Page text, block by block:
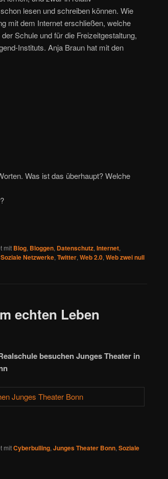
lesen und schreiben können. Wie
mit dem Internet erschließen, welche
Schule und für die Freizeitgestaltung,
Instituts. Anja Braun hat mit den
Was ist das überhaupt? Welche
mit Blog, Bloggen, Datenschutz, Internet,
Soziale Netzwerke, Twitter, Web 2.0, Web zwei null
echten Leben
besuchen Junges Theater in
mitCyberbulling,Junges Theater Bonn,Soziale